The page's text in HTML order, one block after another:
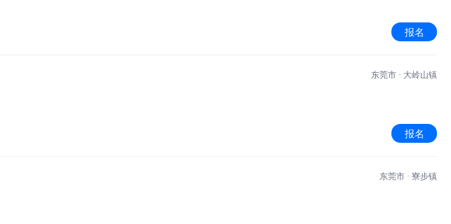
报名
东莞市 · 大岭山镇
报名
东莞市 · 寮步镇